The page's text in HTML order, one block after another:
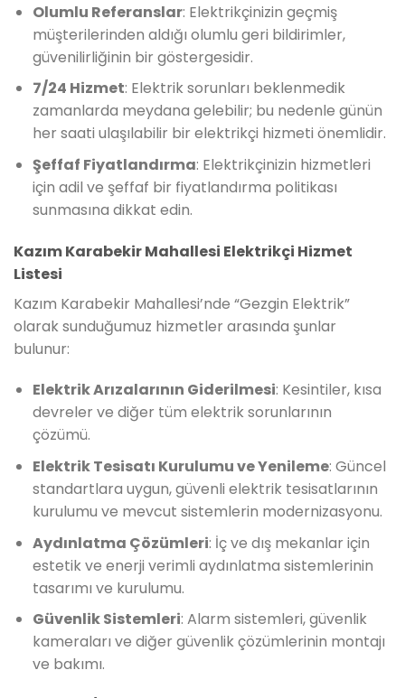
Olumlu Referanslar: Elektrikçinizin geçmiş
müşterilerinden aldığı olumlu geri bildirimler,
güvenilirliğinin bir göstergesidir.
7/24 Hizmet: Elektrik sorunları beklenmedik
zamanlarda meydana gelebilir; bu nedenle günün
her saati ulaşılabilir bir elektrikçi hizmeti önemlidir.
Şeffaf Fiyatlandırma: Elektrikçinizin hizmetleri
için adil ve şeffaf bir fiyatlandırma politikası
sunmasına dikkat edin.
Kazım Karabekir Mahallesi Elektrikçi Hizmet
Listesi
Kazım Karabekir Mahallesi’nde “Gezgin Elektrik”
olarak sunduğumuz hizmetler arasında şunlar
bulunur:
Elektrik Arızalarının Giderilmesi: Kesintiler, kısa
devreler ve diğer tüm elektrik sorunlarının
çözümü.
Elektrik Tesisatı Kurulumu ve Yenileme: Güncel
standartlara uygun, güvenli elektrik tesisatlarının
kurulumu ve mevcut sistemlerin modernizasyonu.
Aydınlatma Çözümleri: İç ve dış mekanlar için
estetik ve enerji verimli aydınlatma sistemlerinin
tasarımı ve kurulumu.
Güvenlik Sistemleri: Alarm sistemleri, güvenlik
kameraları ve diğer güvenlik çözümlerinin montajı
ve bakımı.